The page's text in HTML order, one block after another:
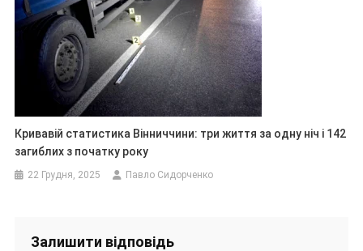
Кривавій статистика Вінниччини: три життя за одну ніч і 142
загиблих з початку року
22 Грудня, 2025 Павло Сидорченко
Залишити відповідь